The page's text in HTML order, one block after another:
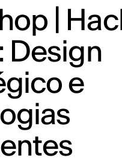
|
Design
e